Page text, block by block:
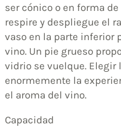
ser cónico o en forma
respire y despliegue el
vaso en la parte inferior
vino. Un pie grueso
vidrio se vuelque. Elegir
enormemente la
el aroma del vino.
Capacidad